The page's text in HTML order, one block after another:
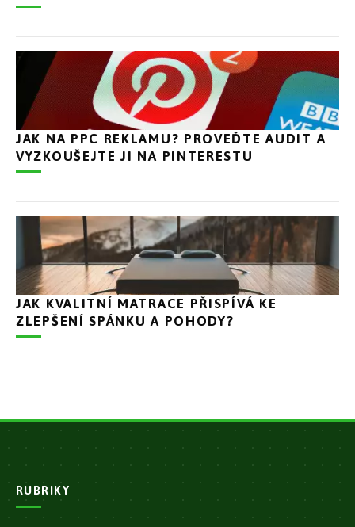
JAK NA PPC REKLAMU? PROVEĎTE AUDIT A
VYZKOUŠEJTE JI NA PINTERESTU
JAK KVALITNÍ MATRACE PŘISPÍVÁ KE
ZLEPŠENÍ SPÁNKU A POHODY?
RUBRIKY